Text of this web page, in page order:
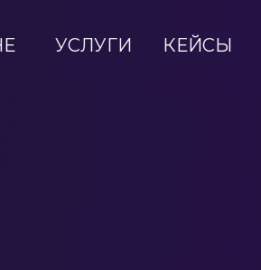
УСЛУГИ КЕЙСЫ